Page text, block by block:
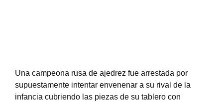
Una campeona rusa de ajedrez fue arrestada por
supuestamente intentar envenenar a su rival de la
infancia cubriendo las piezas de su tablero con